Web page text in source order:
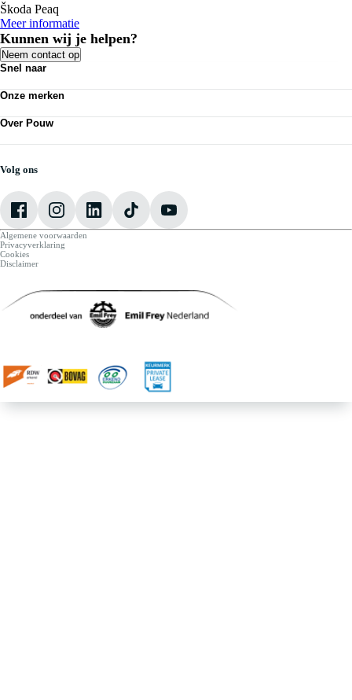
Škoda Peaq
Meer informatie
Kunnen wij je helpen?
Neem contact op
Snel naar
Bedrijfswagens
Acties
Vestigingen
Onze merken
Audi
Škoda
VW Bedrijfswagens
Over Pouw
Vacatures
Mijn Pouw
Volg ons
Algemene voorwaarden
Privacyverklaring
Cookies
Disclaimer